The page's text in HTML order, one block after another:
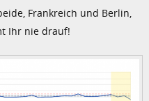
Frankreich und Berlin,
Ihr nie drauf!